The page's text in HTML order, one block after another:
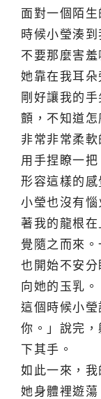
面對一個陌
時候小瑩湊
不要那麼害羞
她靠在我耳朵
剛好讓我的
顫，不知道
非常非常柔
用手捏瞭一
形容這樣的感
小瑩也沒有
著我的龍根
覺隨之而來
也開始不安
向她的玉乳。
這個時候小
你。」說完
下其手。
如此一來，
她身體裡遊蕩